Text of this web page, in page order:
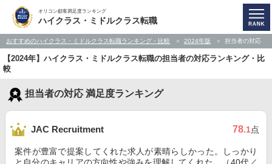
オリコン顧客満足度ランキング
ハイクラス・ミドルクラス転職
おすすめのハイクラス・ミドルクラス転職ランキング・比較 2024年版 担当者の対応
【2024年】ハイクラス・ミドルクラス転職の担当者の対応ランキング・比
較
担当者の対応 満足度ランキング
JAC Recruitment 78.1点
案件が豊富で提案してくれた求人が素晴らしかった。しっかり